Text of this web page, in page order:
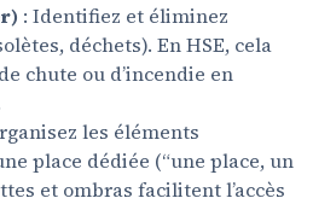
: Identifiez et éliminez
déchets). En HSE, cela
chute ou d’incendie en
les éléments
place dédiée (“une place, un
et ombras facilitent l’accès